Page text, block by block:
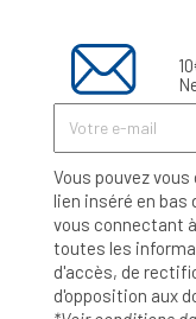
Vous pouvez
lien inséré en bas
vous connectant
toutes les
d'accès, de
d'opposition aux